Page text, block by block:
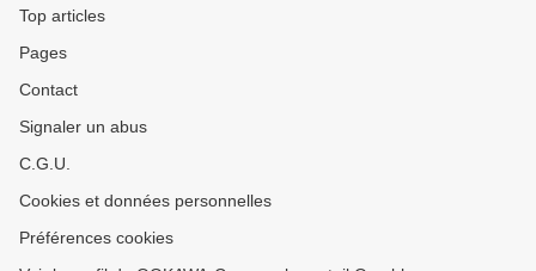
Top articles
Pages
Contact
Signaler un abus
C.G.U.
Cookies et données personnelles
Préférences cookies